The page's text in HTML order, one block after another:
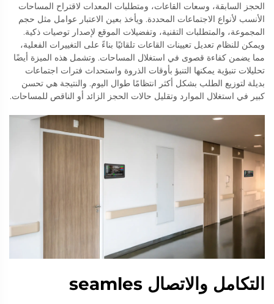
الحجز السابقة، وسعات القاعات، ومتطلبات المعدات لاقتراح المساحات
الأنسب لأنواع الاجتماعات المحددة. ويأخذ بعين الاعتبار عوامل مثل حجم
المجموعة، والمتطلبات التقنية، وتفضيلات الموقع لإصدار توصيات ذكية.
ويمكن للنظام تعديل تعيينات القاعات تلقائيًا بناءً على التغييرات الفعلية،
مما يضمن كفاءة قصوى في استغلال المساحات. وتشمل هذه الميزة أيضًا
تحليلات تنبؤية يمكنها التنبؤ بأوقات الذروة واستحداث فترات اجتماعات
بديلة لتوزيع الطلب بشكل أكثر انتظامًا طوال اليوم. والنتيجة هي تحسن
كبير في استغلال الموارد وتقليل حالات الحجز الزائد أو الناقص للمساحات.
التكامل والاتصال seamles